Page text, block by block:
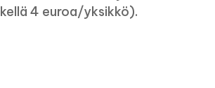
4 euroa/yksikkö).